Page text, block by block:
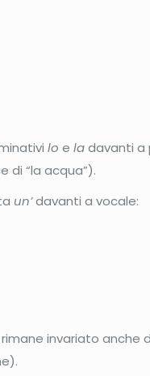
lo eladavanti a
di “la acqua”).
un’davanti a vocale:
rimane invariato anche